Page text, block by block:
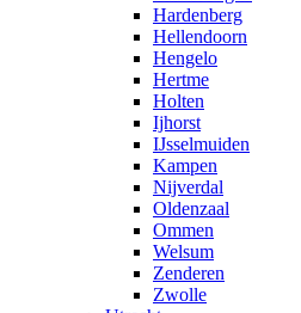
Hardenberg
Hellendoorn
Hengelo
Hertme
Holten
Ijhorst
IJsselmuiden
Kampen
Nijverdal
Oldenzaal
Ommen
Welsum
Zenderen
Zwolle